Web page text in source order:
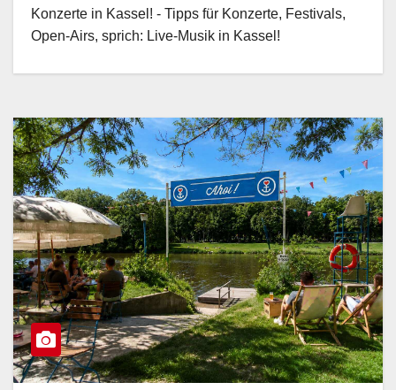
Konzerte in Kassel! - Tipps für Konzerte, Festivals,
Open-Airs, sprich: Live-Musik in Kassel!